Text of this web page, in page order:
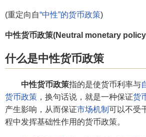
(重定向自“中性”的货币政策)
中性货币政策(Neutral monetary
什么是中性货币政策
中性货币政策指的是使货币利率与
货币政策 ，换句话说，就是一种保证货
产生影响，从而保证市场机制 可以不受
程中发挥基础性作用的货币政策。